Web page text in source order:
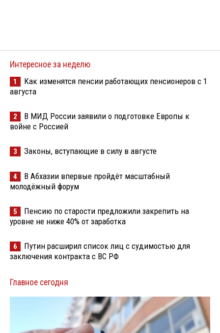
Интересное за неделю
1
Как изменятся пенсии работающих пенсионеров с 1
августа
2
В МИД России заявили о подготовке Европы к
войне с Россией
3 Законы, вступающие в силу в августе
4
В Абхазии впервые пройдёт масштабный
молодёжный форум
5
Пенсию по старости предложили закрепить на
уровне не ниже 40% от заработка
6
Путин расширил список лиц с судимостью для
заключения контракта с ВС РФ
Главное сегодня